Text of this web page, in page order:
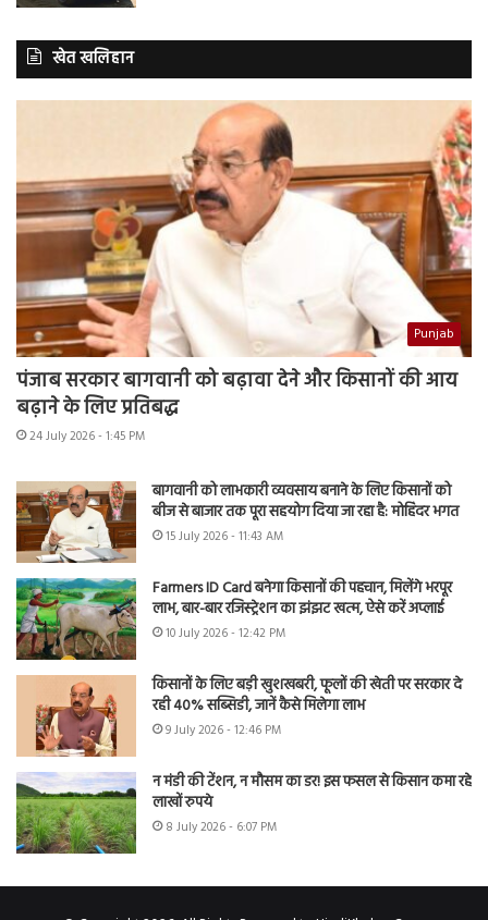
खेत खलिहान
Punjab
पंजाब सरकार बागवानी को बढ़ावा देने और किसानों की आय
बढ़ाने के लिए प्रतिबद्ध
24 July 2026 - 1:45 PM
बागवानी को लाभकारी व्यवसाय बनाने के लिए किसानों को
बीज से बाजार तक पूरा सहयोग दिया जा रहा है: मोहिंदर भगत
15 July 2026 - 11:43 AM
Farmers ID Card बनेगा किसानों की पहचान, मिलेंगे भरपूर
लाभ, बार-बार रजिस्ट्रेशन का झंझट खत्म, ऐसे करें अप्लाई
10 July 2026 - 12:42 PM
किसानों के लिए बड़ी खुशखबरी, फूलों की खेती पर सरकार दे
रही 40% सब्सिडी, जानें कैसे मिलेगा लाभ
9 July 2026 - 12:46 PM
न मंडी की टेंशन, न मौसम का डर! इस फसल से किसान कमा रहे
लाखों रुपये
8 July 2026 - 6:07 PM